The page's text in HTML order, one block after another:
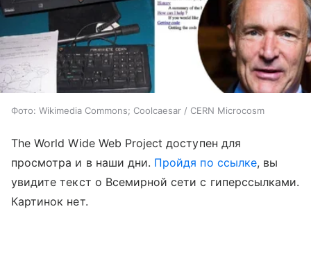
Фото: Wikimedia Commons; Coolcaesar / CERN Microcosm
The World Wide Web Project доступен для
просмотра и в наши дни. Пройдя по ссылке, вы
увидите текст о Всемирной сети с гиперссылками.
Картинок нет.